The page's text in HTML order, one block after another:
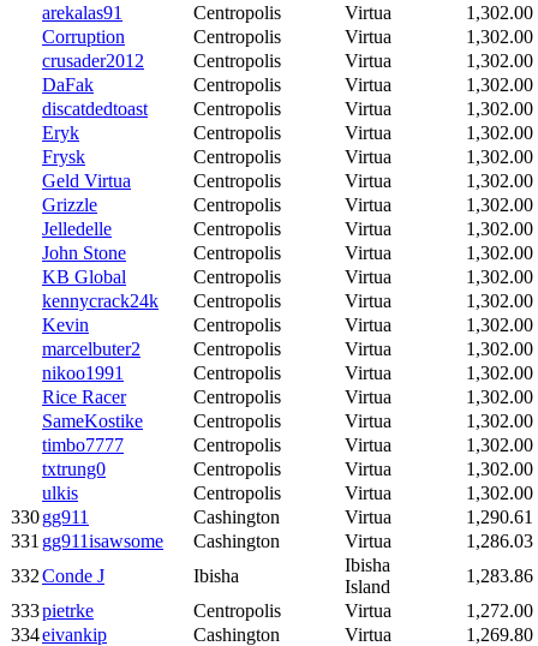
arekalas91
Centropolis Virtua
1,302.00
Corruption
Centropolis Virtua
1,302.00
crusader2012
Centropolis Virtua
1,302.00
DaFak
Centropolis Virtua
1,302.00
discatdedtoast
Centropolis Virtua
1,302.00
Eryk
Centropolis Virtua
1,302.00
Frysk
Centropolis Virtua
1,302.00
Geld Virtua
Centropolis Virtua
1,302.00
Grizzle
Centropolis Virtua
1,302.00
Jelledelle
Centropolis Virtua
1,302.00
John Stone
Centropolis Virtua
1,302.00
KB Global
Centropolis Virtua
1,302.00
kennycrack24k
Centropolis Virtua
1,302.00
Kevin
Centropolis Virtua
1,302.00
marcelbuter2
Centropolis Virtua
1,302.00
nikoo1991
Centropolis Virtua
1,302.00
Rice Racer
Centropolis Virtua
1,302.00
SameKostike
Centropolis Virtua
1,302.00
timbo7777
Centropolis Virtua
1,302.00
txtrung0
Centropolis Virtua
1,302.00
ulkis
Centropolis Virtua
1,302.00
330gg911 Cashington Virtua
1,290.61
331 gg911isawsome Cashington Virtua
1,286.03
332Conde J Ibisha
Ibisha
Island
1,283.86
333pietrke Centropolis Virtua
1,272.00
334eivankip Cashington Virtua
1,269.80